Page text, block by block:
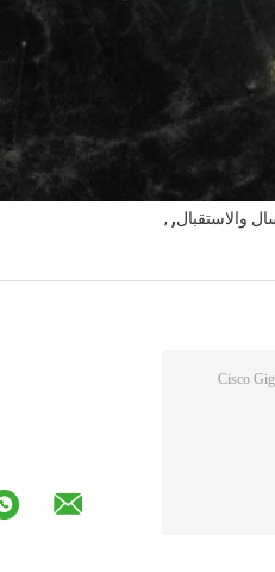
والاستقبال,
,